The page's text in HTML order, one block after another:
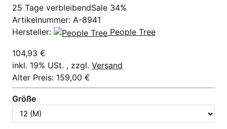
25 Tage verbleibendSale 34%
Artikelnummer: A-8941
Hersteller:
People Tree
104,93 €
inkl. 19% USt. , zzgl. Versand
Alter Preis: 159,00 €
Größe